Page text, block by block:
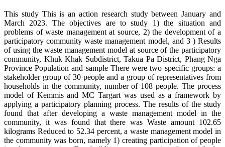
This study This is an action research study between January and
March 2023. The objectives are to study 1) the situation and
problems of waste management at source, 2) the development of a
participatory community waste management model, and 3 ) Results
of using the waste management model at source of the participatory
community, Khuk Khak Subdistrict, Takua Pa District, Phang Nga
Province Population and sample There were two specific groups: a
stakeholder group of 30 people and a group of representatives from
households in the community, number of 108 people. The process
model of Kemmis and MC Targart was used as a framework by
applying a participatory planning process. The results of the study
found that after developing a waste management model in the
community, it was found that there was Waste amount 102.65
kilograms Reduced to 52.34 percent, a waste management model in
the community was born, namely 1) creating participation of people